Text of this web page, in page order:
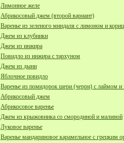
Лимонное желе
Абрикосовый джем (второй вариант)
Варенье из зеленого миндаля с лимоном и
Джем из клубники
Джем из инжира
Повидло из инжира с тархуном
Джем из дыни
Яблочное повидло
Варенье из помидорок шери (черри) с лаймом и
Абрикосовый джем
Абрикосовое варенье
Джем из крыжовника со смородиной и малиной
Луковое варенье
Варенье мандариновое карамельное с грецким